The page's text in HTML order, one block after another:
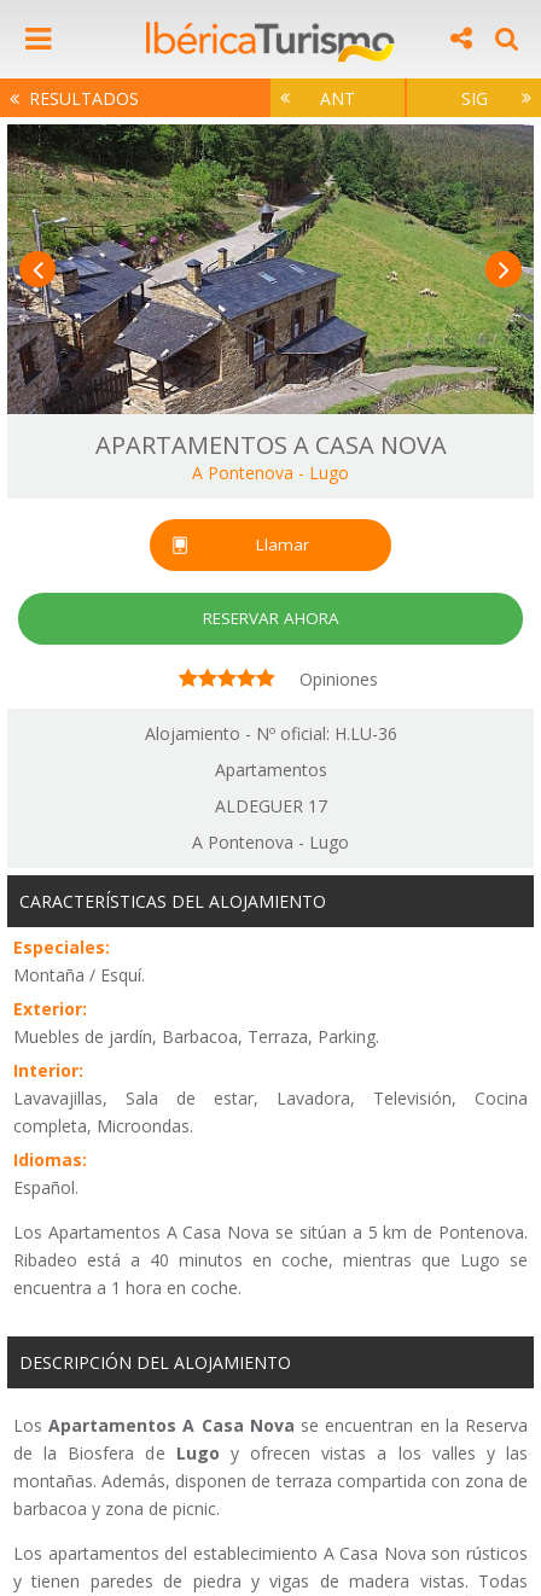
RESULTADOS ANT SIG
APARTAMENTOS A CASA NOVA
A Pontenova - Lugo
Llamar
RESERVAR AHORA
Opiniones
Alojamiento - Nº oficial: H.LU-36
Apartamentos
ALDEGUER 17
A Pontenova - Lugo
CARACTERÍSTICAS DEL ALOJAMIENTO
Especiales:
Montaña / Esquí.
Exterior:
Muebles de jardín, Barbacoa, Terraza, Parking.
Interior:
Lavavajillas, Sala de estar, Lavadora, Televisión, Cocina
completa, Microondas.
Idiomas:
Español.
Los Apartamentos A Casa Nova se sitúan a 5 km de Pontenova.
Ribadeo está a 40 minutos en coche, mientras que Lugo se
encuentra a 1 hora en coche.
DESCRIPCIÓN DEL ALOJAMIENTO
LosApartamentos A Casa Nova se encuentran en la Reserva
de la Biosfera de Lugo y ofrecen vistas a los valles y las
montañas. Además, disponen de terraza compartida con zona de
barbacoa y zona de picnic.
Los apartamentos del establecimiento A Casa Nova son rústicos
y tienen paredes de piedra y vigas de madera vistas. Todas